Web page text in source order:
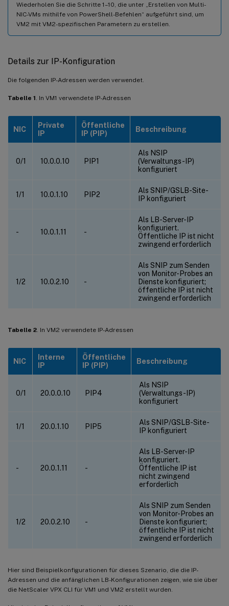
Wiederholen Sie die Schritte 1–10, die unter „Erstellen von Multi-
NIC-VMs mithilfe von PowerShell-Befehlen“ aufgeführt sind, um
VM2 mit VM2-spezifischen Parametern zu erstellen.
Details zur IP-Konfiguration
Die folgenden IP-Adressen werden verwendet.
Tabelle 1 . In VM1 verwendete IP-Adressen
NIC
Private
IP
Öffentliche
IP (PIP)
Beschreibung
0/1 10.0.0.10 PIP1
Als NSIP
(Verwaltungs-IP)
konfiguriert
1/1 10.0.1.10 PIP2
Als SNIP/GSLB-Site-
IP konfiguriert
- 10.0.1.11 -
Als LB-Server-IP
konfiguriert.
Öffentliche IP ist nicht
zwingend erforderlich
1/2 10.0.2.10 -
Als SNIP zum Senden
von Monitor-Probes an
Dienste konfiguriert;
öffentliche IP ist nicht
zwingend erforderlich
Tabelle 2 . In VM2 verwendete IP-Adressen
NIC
Interne
IP
Öffentliche
IP (PIP)
Beschreibung
0/1 20.0.0.10 PIP4
Als NSIP
(Verwaltungs-IP)
konfiguriert
1/1 20.0.1.10 PIP5
Als SNIP/GSLB-Site-
IP konfiguriert
- 20.0.1.11 -
Als LB-Server-IP
konfiguriert.
Öffentliche IP ist
nicht zwingend
erforderlich
1/2 20.0.2.10 -
Als SNIP zum Senden
von Monitor-Probes an
Dienste konfiguriert;
öffentliche IP ist nicht
zwingend erforderlich
Hier sind Beispielkonfigurationen für dieses Szenario, die die IP-
Adressen und die anfänglichen LB-Konfigurationen zeigen, wie sie über
die NetScaler VPX CLI für VM1 und VM2 erstellt wurden.